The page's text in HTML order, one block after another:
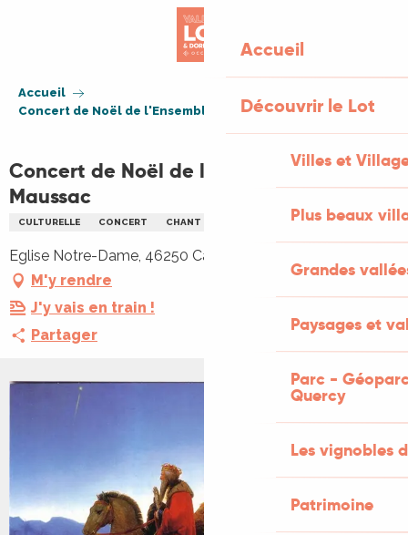
Accueil
Découvrir le Lot
Villes et
Plus beaux
Grandes
Paysages et
Parc -
Quercy
Les vignobles
Patrimoine
Accueil
Concert de Noël de l'Ensemble vocal de Maussac
Concert de Noël de l'Ensemble vocal de
Maussac
CULTURELLE CONCERT CHANT MUSIQUE NOËL
Eglise Notre-Dame, 46250 Cazals
M'y rendre
J'y vais en train !
Partager